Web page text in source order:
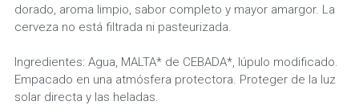
dorado, aroma limpio, sabor completo y mayor amargor. La
cerveza no está filtrada ni pasteurizada.
Ingredientes: Agua, MALTA* de CEBADA*, lúpulo modificado.
Empacado en una atmósfera protectora. Proteger de la luz
solar directa y las heladas.